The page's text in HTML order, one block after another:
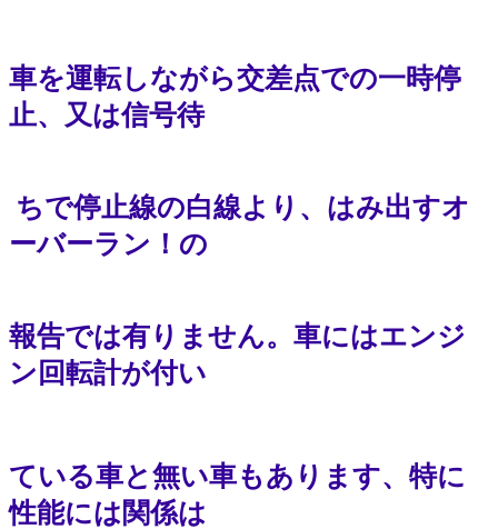
車を運転しながら交差点での一時停
止、又は信号待
ちで停止線の白線より、はみ出すオ
ーバーラン！の
報告では有りません。車にはエンジ
ン回転計が付い
ている車と無い車もあります、特に
性能には関係は